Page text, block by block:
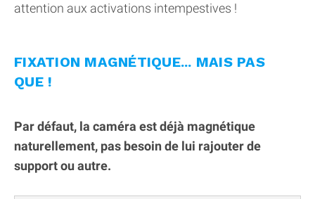
attention aux activations intempestives !
FIXATION MAGNÉTIQUE... MAIS PAS
QUE !
Par défaut, la caméra est déjà magnétique
naturellement, pas besoin de lui rajouter de
support ou autre.